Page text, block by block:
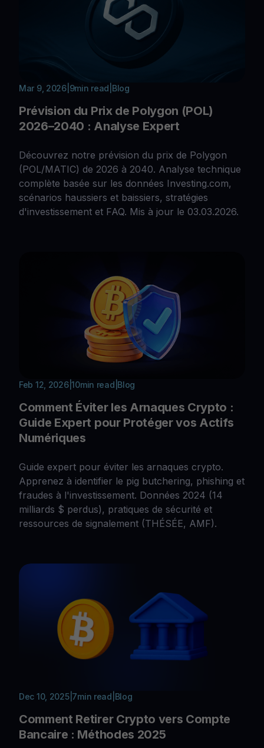
Mar 9, 2026| 9min read Blog
Prévision du Prix de Polygon (POL)
2026–2040 : Analyse Expert
Découvrez notre prévision du prix de Polygon
(POL/MATIC) de 2026 à 2040. Analyse technique
complète basée sur les données Investing.com,
scénarios haussiers et baissiers, stratégies
d'investissement et FAQ. Mis à jour le 03.03.2026.
Feb 12, 2026|10min read Blog
Comment Éviter les Arnaques Crypto :
Guide Expert pour Protéger vos Actifs
Numériques
Guide expert pour éviter les arnaques crypto.
Apprenez à identifier le pig butchering, phishing et
fraudes à l'investissement. Données 2024 (14
milliards $ perdus), pratiques de sécurité et
ressources de signalement (THÉSÉE, AMF).
Dec 10, 2025| 7min read Blog
Comment Retirer Crypto vers Compte
Bancaire : Méthodes 2025